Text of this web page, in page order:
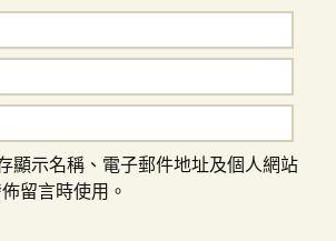
顯示名稱、電子郵件地址及個人網站
留言時使用。